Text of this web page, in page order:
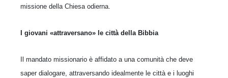
missione della Chiesa odierna.
I giovani «attraversano» le città della Bibbia
Il mandato missionario è affidato a una comunità che deve
saper dialogare, attraversando idealmente le città e i luoghi